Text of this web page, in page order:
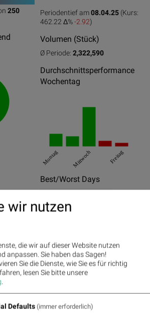
250
Periodentief am08.04.25 (Kurs:
462.22 Δ%-2.92)
Volumen (Stück)
Ø Periode: 2,322,590
Durchschnittsperformance
Wochentag
Montag Mittwoch Freitag
Best/Worst Days
15.01.2025
03.04.2025 -9.21%
04.04.2025 -7.91%
wir nutzen
die wir auf dieser Website nutzen
anpassen. Sie haben das Sagen!
Sie die Dienste, wie Sie es für richtig
lesen Sie bitte unsere
.
Defaults (immer erforderlich)